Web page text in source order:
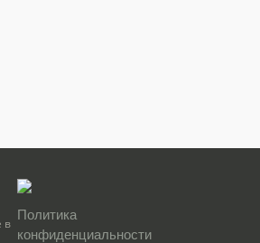
в
Политика
конфиденциальности